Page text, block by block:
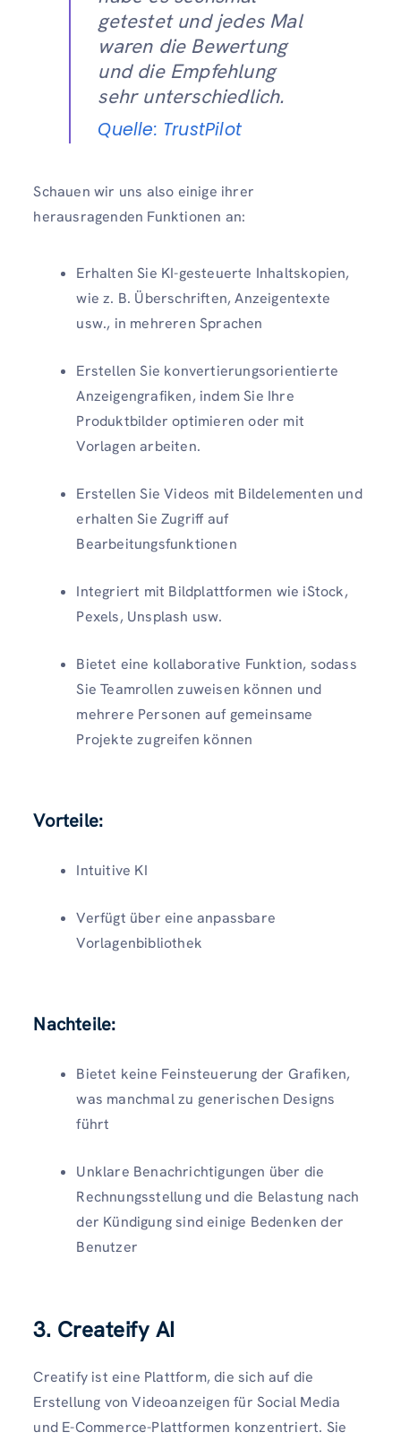
getestet und jedes Mal
waren die Bewertung
und die Empfehlung
sehr unterschiedlich.
Quelle: TrustPilot
Schauen wir uns also einige ihrer
herausragenden Funktionen an:
Erhalten Sie KI-gesteuerte Inhaltskopien,
wie z. B. Überschriften, Anzeigentexte
usw., in mehreren Sprachen
Erstellen Sie konvertierungsorientierte
Anzeigengrafiken, indem Sie Ihre
Produktbilder optimieren oder mit
Vorlagen arbeiten.
Erstellen Sie Videos mit Bildelementen und
erhalten Sie Zugriff auf
Bearbeitungsfunktionen
Integriert mit Bildplattformen wie iStock,
Pexels, Unsplash usw.
Bietet eine kollaborative Funktion, sodass
Sie Teamrollen zuweisen können und
mehrere Personen auf gemeinsame
Projekte zugreifen können
Vorteile:
Intuitive KI
Verfügt über eine anpassbare
Vorlagenbibliothek
Nachteile:
Bietet keine Feinsteuerung der Grafiken,
was manchmal zu generischen Designs
führt
Unklare Benachrichtigungen über die
Rechnungsstellung und die Belastung nach
der Kündigung sind einige Bedenken der
Benutzer
3. Createify AI
Creatify ist eine Plattform, die sich auf die
Erstellung von Videoanzeigen für Social Media
und E-Commerce-Plattformen konzentriert. Sie